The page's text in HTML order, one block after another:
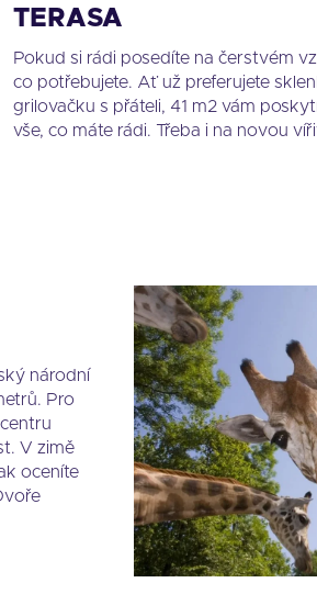
TERASA
Pokud si rádi posedíte na čerstvém
co potřebujete. Ať už preferujete
grilovačku s přáteli, 41 m2 vám
vše, co máte rádi. Třeba i na novou
národní
Pro
V zimě
oceníte